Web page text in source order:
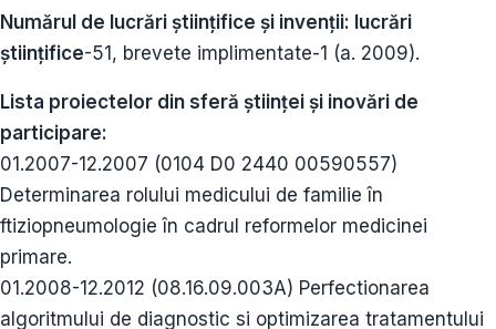
Numărul de lucrări ştiinţifice şi invenţii: lucrări
ştiinţifice-51, brevete implimentate-1 (a. 2009).
Lista proiectelor din sferă ştiinţei şi inovări de
participare:
01.2007-12.2007 (0104 D0 2440 00590557)
Determinarea rolului medicului de familie în
ftiziopneumologie în cadrul reformelor medicinei
primare.
01.2008-12.2012 (08.16.09.003A) Perfectionarea
algoritmului de diagnostic si optimizarea tratamentului